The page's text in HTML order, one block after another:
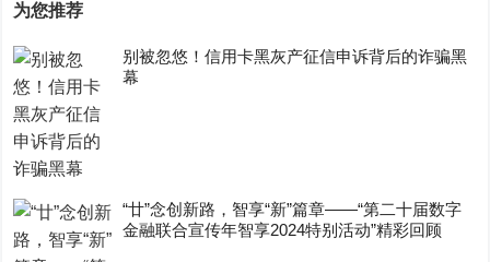
为您推荐
别被忽悠！信用卡黑灰产征信申诉背后的诈骗黑
幕
“廿”念创新路，智享“新”篇章——“第二十届数字
金融联合宣传年智享2024特别活动”精彩回顾